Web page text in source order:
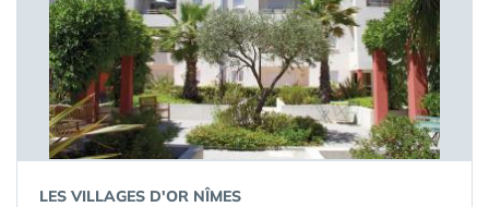
LES VILLAGES D'OR NÎMES